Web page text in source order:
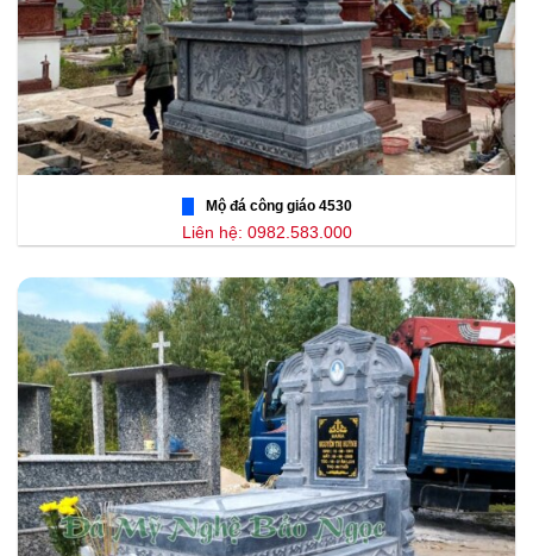
Mộ đá công giáo 4530
Liên hệ: 0982.583.000